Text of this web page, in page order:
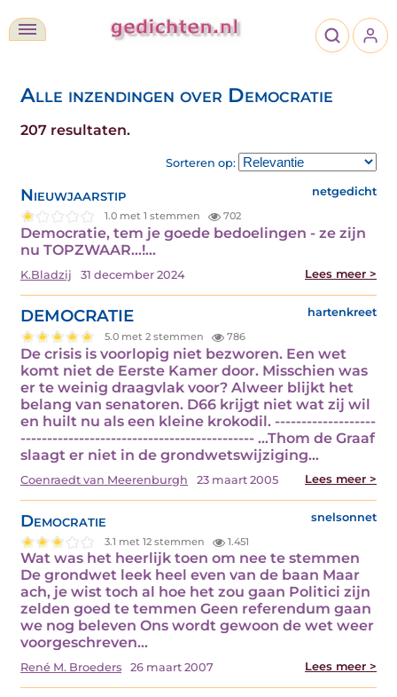
Alle inzendingen over Democratie
207 resultaten.
Sorteren op:
Nieuwjaarstip netgedicht
1.0 met 1 stemmen 702
Democratie, tem je goede bedoelingen - ze zijn
nu TOPZWAAR...!…
K.Bladzij 31 december 2024 Lees meer >
DEMOCRATIE hartenkreet
5.0 met 2 stemmen 786
De crisis is voorlopig niet bezworen. Een wet
komt niet de Eerste Kamer door. Misschien was
er te weinig draagvlak voor? Alweer blijkt het
belang van senatoren. D66 krijgt niet wat zij wil
en huilt nu als een kleine krokodil. -------------------
-------------------------------------------- ...Thom de Graaf
slaagt er niet in de grondwetswijziging…
Coenraedt van Meerenburgh 23 maart 2005 Lees meer >
Democratie snelsonnet
3.1 met 12 stemmen 1.451
Wat was het heerlijk toen om nee te stemmen
De grondwet leek heel even van de baan Maar
ach, je wist toch al hoe het zou gaan Politici zijn
zelden goed te temmen Geen referendum gaan
we nog beleven Ons wordt gewoon de wet weer
voorgeschreven…
René M. Broeders 26 maart 2007 Lees meer >